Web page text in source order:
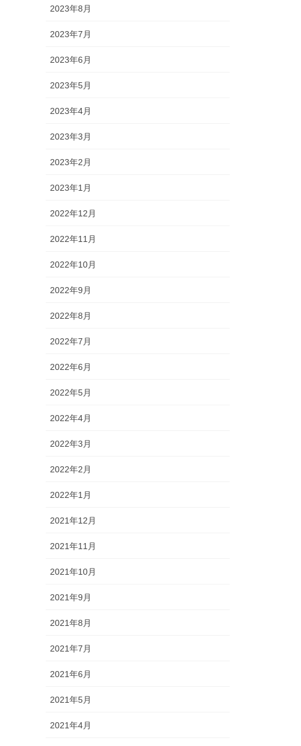
2023年8月
2023年7月
2023年6月
2023年5月
2023年4月
2023年3月
2023年2月
2023年1月
2022年12月
2022年11月
2022年10月
2022年9月
2022年8月
2022年7月
2022年6月
2022年5月
2022年4月
2022年3月
2022年2月
2022年1月
2021年12月
2021年11月
2021年10月
2021年9月
2021年8月
2021年7月
2021年6月
2021年5月
2021年4月